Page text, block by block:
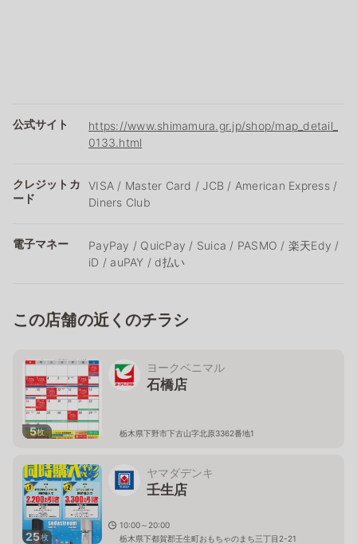
公式サイト
https://www.shimamura.gr.jp/shop/map_detail_
0133.html
クレジットカ
ード
VISA / Master Card / JCB / American Express /
Diners Club
電子マネー
PayPay / QuicPay / Suica / PASMO / 楽天Edy /
iD / auPAY / d払い
この店舗の近くのチラシ
5枚
ヨークベニマル
石橋店
栃木県下野市下古山字北原3362番地1
25枚
ヤマダデンキ
壬生店
10:00～20:00
栃木県下都賀郡壬生町おもちゃのまち三丁目2-21